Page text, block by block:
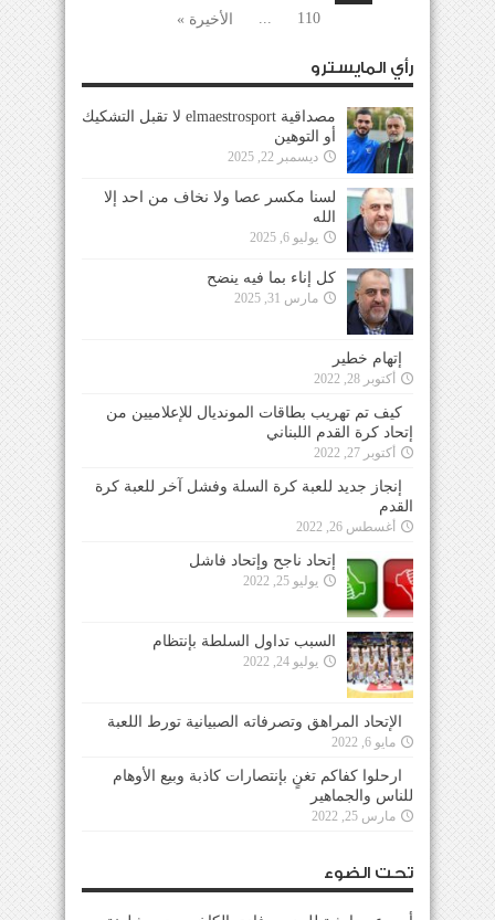
110
... الأخيرة »
رأي المايسترو
مصداقية elmaestrosport لا تقبل التشكيك
أو التوهين
ديسمبر 22, 2025
لسنا مكسر عصا ولا نخاف من احد إلا
الله
يوليو 6, 2025
كل إناء بما فيه ينضح
مارس 31, 2025
إتهام خطير
أكتوبر 28, 2022
كيف تم تهريب بطاقات المونديال للإعلاميين من
إتحاد كرة القدم اللبناني
أكتوبر 27, 2022
إنجاز جديد للعبة كرة السلة وفشل آخر للعبة كرة
القدم
أغسطس 26, 2022
إتحاد ناجح وإتحاد فاشل
يوليو 25, 2022
السبب تداول السلطة بإنتظام
يوليو 24, 2022
الإتحاد المراهق وتصرفاته الصبيانية تورط اللعبة
مايو 6, 2022
ارحلوا كفاكم تغنٍ بإنتصارات كاذبة وبيع الأوهام
للناس والجماهير
مارس 25, 2022
تحت الضوء